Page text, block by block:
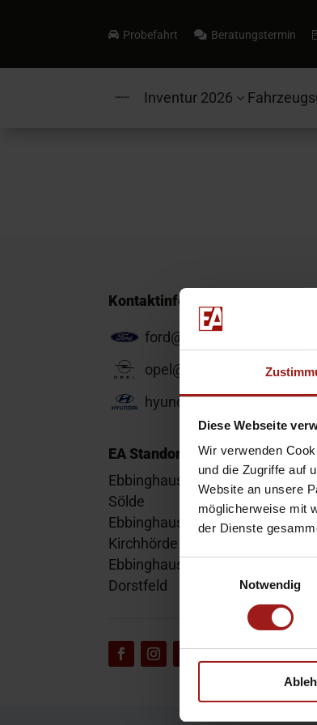
Diese Webseite
Wir verwenden
und die Zugriffe auf
Website an unsere
möglicherweise mit
der Dienste
Einwilligungsauswahl
Notwendig
 Probefahrt  Beratungstermin
Inventur 2026 3
Kontaktinformationen
ford@ea-mail.de
opel@ea-mail.de
hyundai@ea-mail.de
EA Standorte
Ebbinghaus am Flughafen –
Sölde
Ebbinghaus am Tierpark –
Kirchhörde
Ebbinghaus Autozentrum –
Dorstfeld